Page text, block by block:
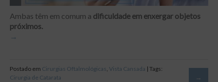
Ambas têm em comum a dificuldade em enxergar objetos
próximos.
Postado em Cirurgias Oftalmológicas, Vista Cansada | Tags:
Cirurgia de Catarata